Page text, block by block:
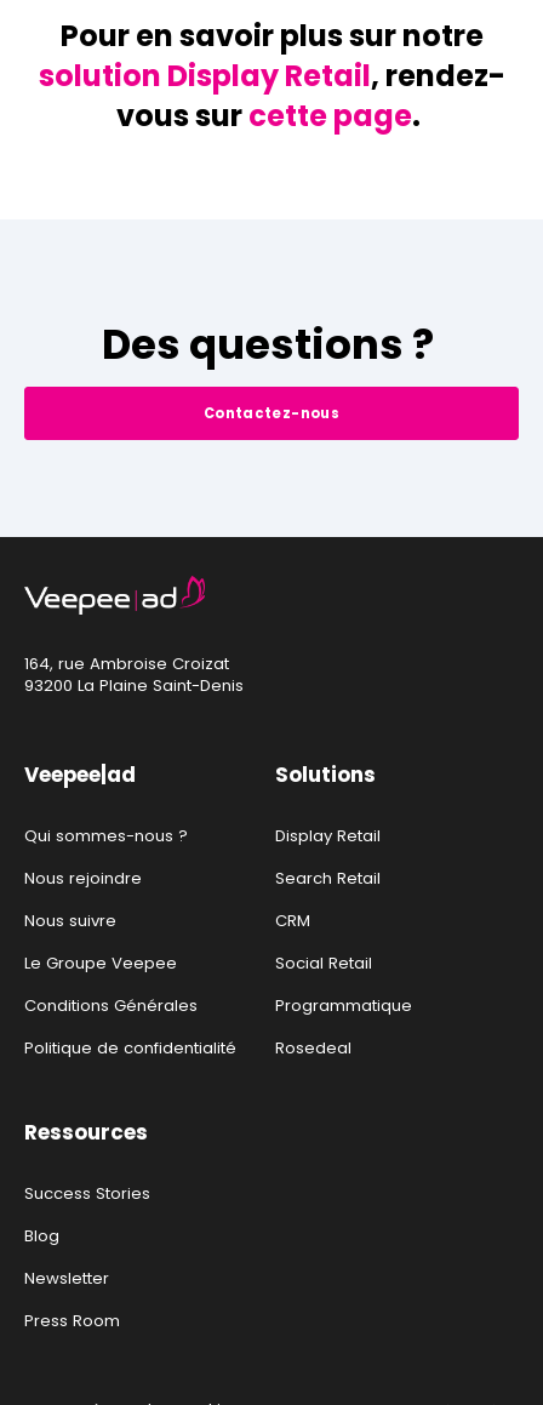
Pour en savoir plus sur notre
solution Display Retail, rendez-
vous surcette page.
Des questions ?
Contactez-nous
164, rue Ambroise Croizat
93200 La Plaine Saint-Denis
Veepee|ad
Qui sommes-nous ?
Nous rejoindre
Nous suivre
Le Groupe Veepee
Conditions Générales
Politique de confidentialité
Solutions
Display Retail
Search Retail
CRM
Social Retail
Programmatique
Rosedeal
Ressources
Success Stories
Blog
Newsletter
Press Room